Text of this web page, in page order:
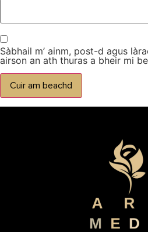
Sàbhail m’ ainm, post-d agus
airson an ath thuras a bheir mi